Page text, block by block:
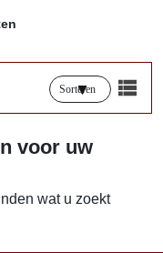
Sorteren
voor uw
wat u zoekt